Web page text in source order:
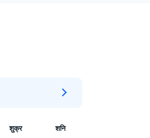
शुक्र शनि